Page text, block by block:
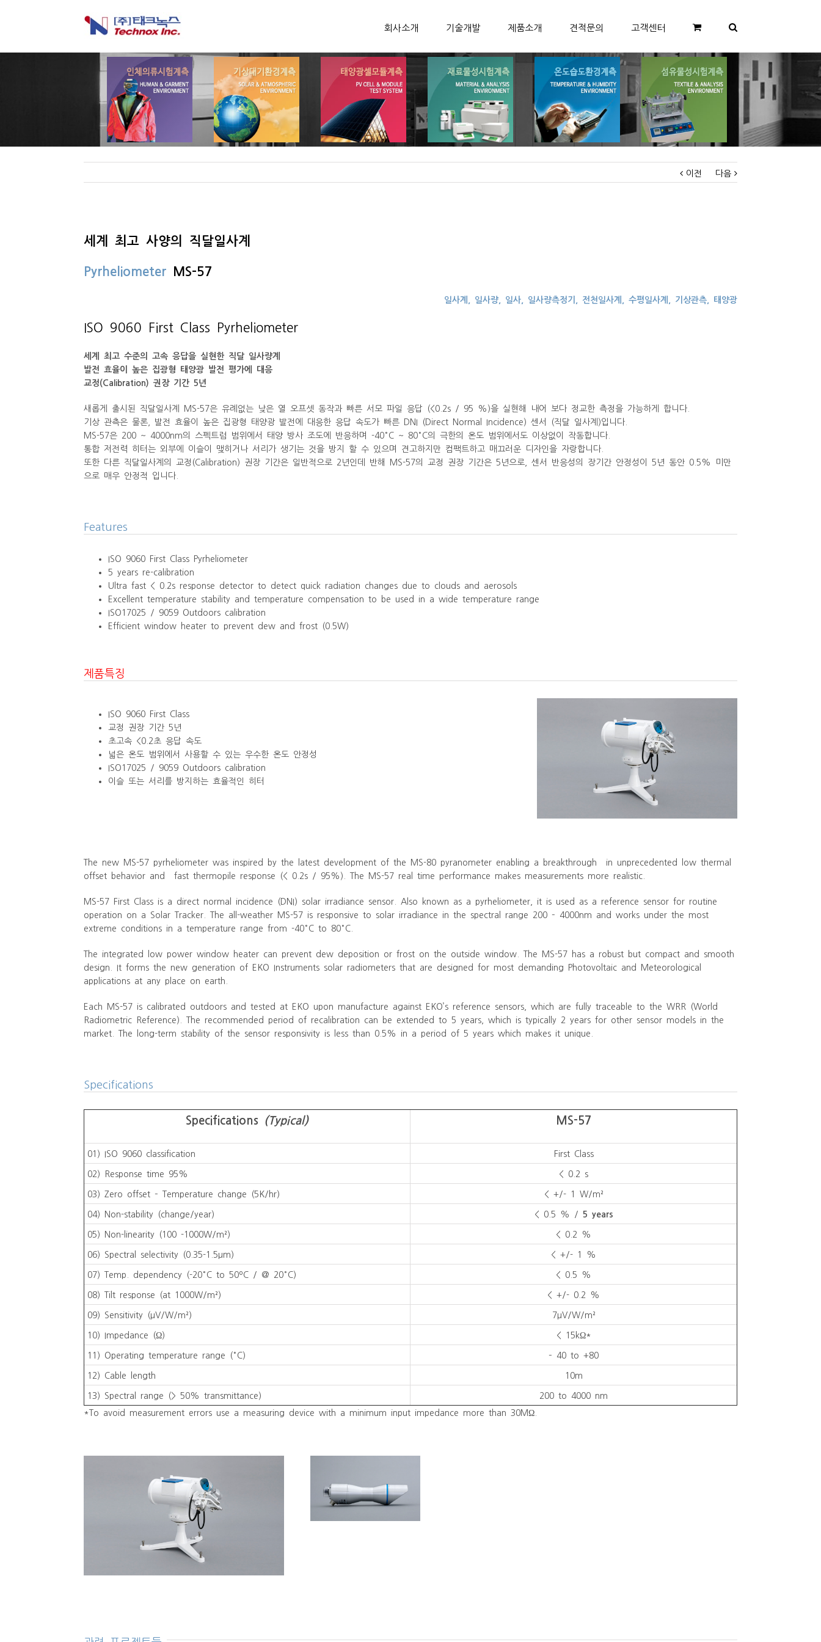
회사소개 기술개발 제품소개 견적문의 고객센터
이전 다음
세계 최고 사양의 직달일사계
Pyrheliometer MS-57
일사계, 일사량, 일사, 일사량측정기, 전천일사계, 수평일사계, 기상관측, 태양광
ISO 9060 First Class Pyrheliometer
세계 최고 수준의 고속 응답을 실현한 직달 일사량계
발전 효율이 높은 집광형 태양광 발전 평가에 대응
교정(Calibration) 권장 기간 5년
새롭게 출시된 직달일사계 MS-57은 유례없는 낮은 열 오프셋 동작과 빠른 서모 파일 응답 (<0.2s / 95 %)을 실현해 내어 보다 정교한 측정을 가능하게 합니다.
기상 관측은 물론, 발전 효율이 높은 집광형 태양광 발전에 대응한 응답 속도가 빠른 DNI (Direct Normal Incidence) 센서 (직달 일사계)입니다.
MS-57은 200 ~ 4000nm의 스펙트럼 범위에서 태양 방사 조도에 반응하며 -40°C ~ 80°C의 극한의 온도 범위에서도 이상없이 작동합니다.
통합 저전력 히터는 외부에 이슬이 맺히거나 서리가 생기는 것을 방지 할 수 있으며 견고하지만 컴팩트하고 매끄러운 디자인을 자랑합니다.
또한 다른 직달일사계의 교정(Calibration) 권장 기간은 일반적으로 2년인데 반해 MS-57의 교정 권장 기간은 5년으로, 센서 반응성의 장기간 안정성이 5년 동안 0.5% 미만
으로 매우 안정적 입니다.
Features
ISO 9060 First Class Pyrheliometer
5 years re-calibration
Ultra fast < 0.2s response detector to detect quick radiation changes due to clouds and aerosols
Excellent temperature stability and temperature compensation to be used in a wide temperature range
ISO17025 / 9059 Outdoors calibration
Efficient window heater to prevent dew and frost (0.5W)
제품특징
ISO 9060 First Class
교정 권장 기간 5년
초고속 <0.2초 응답 속도
넓은 온도 범위에서 사용할 수 있는 우수한 온도 안정성
ISO17025 / 9059 Outdoors calibration
이슬 또는 서리를 방지하는 효율적인 히터
The new MS-57 pyrheliometer was inspired by the latest development of the MS-80 pyranometer enabling a breakthrough in unprecedented low thermal
offset behavior and fast thermopile response (< 0.2s / 95%). The MS-57 real time performance makes measurements more realistic.
MS-57 First Class is a direct normal incidence (DNI) solar irradiance sensor. Also known as a pyrheliometer, it is used as a reference sensor for routine
operation on a Solar Tracker. The all-weather MS-57 is responsive to solar irradiance in the spectral range 200 – 4000nm and works under the most
extreme conditions in a temperature range from -40°C to 80°C.
The integrated low power window heater can prevent dew deposition or frost on the outside window. The MS-57 has a robust but compact and smooth
design. It forms the new generation of EKO Instruments solar radiometers that are designed for most demanding Photovoltaic and Meteorological
applications at any place on earth.
Each MS-57 is calibrated outdoors and tested at EKO upon manufacture against EKO’s reference sensors, which are fully traceable to the WRR (World
Radiometric Reference). The recommended period of recalibration can be extended to 5 years, which is typically 2 years for other sensor models in the
market. The long-term stability of the sensor responsivity is less than 0.5% in a period of 5 years which makes it unique.
Specifications
Specifications (Typical) MS-57
01) ISO 9060 classification First Class
02) Response time 95% < 0.2 s
03) Zero offset – Temperature change (5K/hr) < +/- 1 W/m²
04) Non-stability (change/year) < 0.5 % / 5 years
05) Non-linearity (100 -1000W/m²) < 0.2 %
06) Spectral selectivity (0.35-1.5µm) < +/- 1 %
07) Temp. dependency (-20°C to 50ºC / @ 20°C) < 0.5 %
08) Tilt response (at 1000W/m²) < +/- 0.2 %
09) Sensitivity (µV/W/m²) 7µV/W/m²
10) Impedance (Ω) < 15kΩ*
11) Operating temperature range (°C) – 40 to +80
12) Cable length 10m
13) Spectral range (> 50% transmittance)
200 to 4000 nm
*To avoid measurement errors use a measuring device with a minimum input impedance more than 30MΩ.